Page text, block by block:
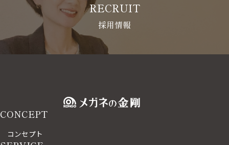
RECRUIT
採用情報
CONCEPT
コンセプト